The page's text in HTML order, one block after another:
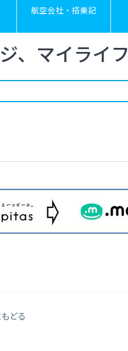
航空会社・搭乗記
、マイライフ
どる